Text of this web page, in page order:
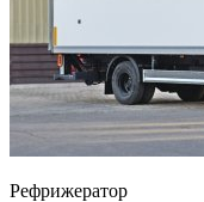
Рефрижератор